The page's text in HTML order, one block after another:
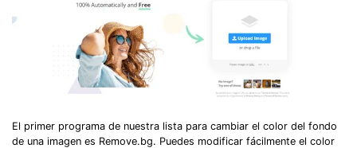
El primer programa de nuestra lista para cambiar el color del fondo
de una imagen es Remove.bg. Puedes modificar fácilmente el color